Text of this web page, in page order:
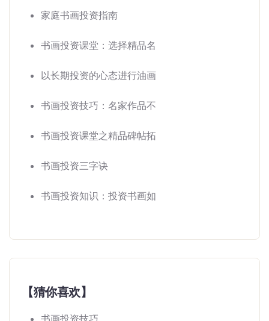
家庭书画投资指南
书画投资课堂：选择精品名
以长期投资的心态进行油画
书画投资技巧：名家作品不
书画投资课堂之精品碑帖拓
书画投资三字诀
书画投资知识：投资书画如
【猜你喜欢】